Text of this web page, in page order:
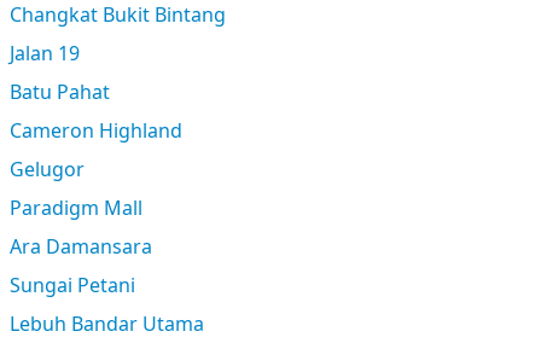
Changkat Bukit Bintang
Jalan 19
Batu Pahat
Cameron Highland
Gelugor
Paradigm Mall
Ara Damansara
Sungai Petani
Lebuh Bandar Utama